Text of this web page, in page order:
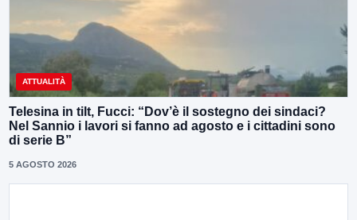
ATTUALITÀ
Telesina in tilt, Fucci: “Dov’è il sostegno dei sindaci?
Nel Sannio i lavori si fanno ad agosto e i cittadini sono
di serie B”
5 AGOSTO 2026